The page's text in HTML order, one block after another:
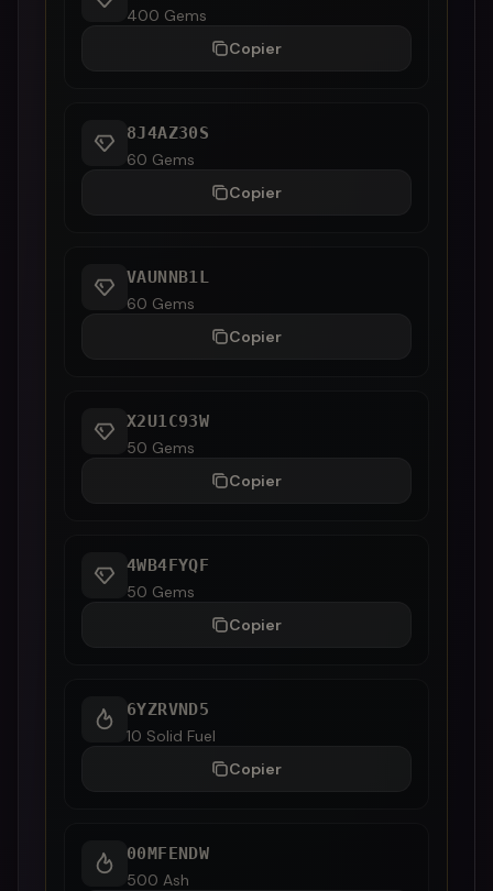
400 Gems
Copier
8J4AZ30S
60 Gems
Copier
VAUNNB1L
60 Gems
Copier
X2U1C93W
50 Gems
Copier
4WB4FYQF
50 Gems
Copier
6YZRVND5
10 Solid Fuel
Copier
00MFENDW
500 Ash